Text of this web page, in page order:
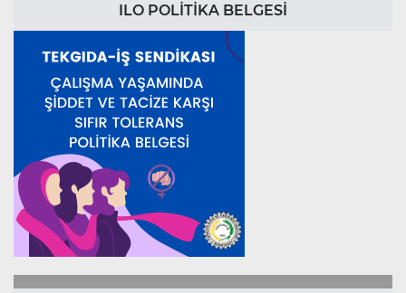
ILO POLİTİKA BELGESİ